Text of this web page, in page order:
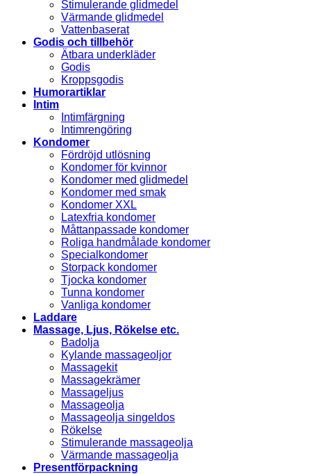
Stimulerande glidmedel
Värmande glidmedel
Vattenbaserat
Godis och tillbehör
Ätbara underkläder
Godis
Kroppsgodis
Humorartiklar
Intim
Intimfärgning
Intimrengöring
Kondomer
Fördröjd utlösning
Kondomer för kvinnor
Kondomer med glidmedel
Kondomer med smak
Kondomer XXL
Latexfria kondomer
Måttanpassade kondomer
Roliga handmålade kondomer
Specialkondomer
Storpack kondomer
Tjocka kondomer
Tunna kondomer
Vanliga kondomer
Laddare
Massage, Ljus, Rökelse etc.
Badolja
Kylande massageoljor
Massagekit
Massagekrämer
Massageljus
Massageolja
Massageolja singeldos
Rökelse
Stimulerande massageolja
Värmande massageolja
Presentförpackning